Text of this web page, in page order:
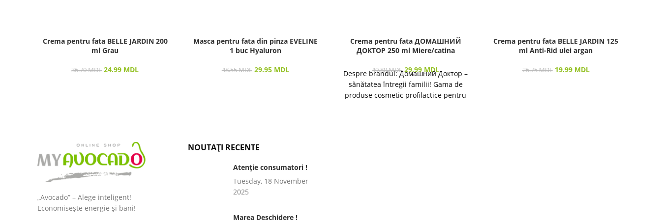
Crema pentru fata BELLE JARDIN 200
ml Grau
36.70MDL 24.99 MDL
Masca pentru fata din pinza EVELINE
1 buc Hyaluron
48.55MDL 29.95 MDL
Crema pentru fata ДОМАШНИЙ
ДОКТОР 250 ml Miere/catina
49.80MDL 29.99 MDL
Despre brandul: Домашний Доктор –
sănătatea întregii familii! Gama de
produse cosmetic profilactice pentru
Crema pentru fata BELLE JARDIN 125
ml Anti-Rid ulei argan
26.75MDL 19.99 MDL
„Avocado” – Alege inteligent!
Economisește energie și bani!
NOUTAȚI RECENTE
Atenție consumatori !
Tuesday, 18 November
2025
Marea Deschidere !